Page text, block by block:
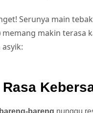
Serunya main
memang makin terasa
Rasa
bareng nunggu